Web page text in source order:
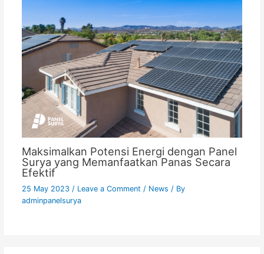
Maksimalkan Potensi Energi dengan Panel
Surya yang Memanfaatkan Panas Secara
Efektif
25 May 2023 / Leave a Comment / News / By
adminpanelsurya